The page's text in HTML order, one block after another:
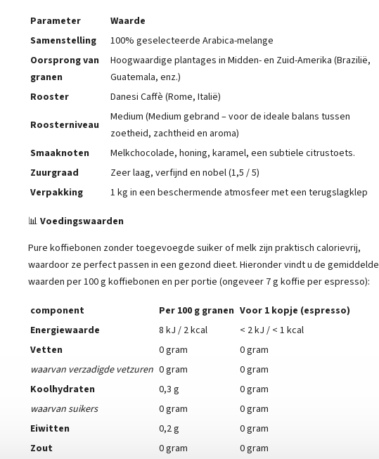
Parameter
Waarde
Samenstelling
100% geselecteerde Arabica-melange
Oorsprong van
granen
Hoogwaardige plantages in Midden- en Zuid-Amerika (Brazilië,
Guatemala, enz.)
Rooster
Danesi Caffè (Rome, Italië)
Roosterniveau
Medium (Medium gebrand – voor de ideale balans tussen
zoetheid, zachtheid en aroma)
Smaaknoten
Melkchocolade, honing, karamel, een subtiele citrustoets.
Zuurgraad
Zeer laag, verfijnd en nobel (1,5 / 5)
Verpakking
1 kg in een beschermende atmosfeer met een terugslagklep
📊 Voedingswaarden
Pure koffiebonen zonder toegevoegde suiker of melk zijn praktisch calorievrij,
waardoor ze perfect passen in een gezond dieet. Hieronder vindt u de gemiddelde
waarden per 100 g koffiebonen en per portie (ongeveer 7 g koffie per espresso):
component Per 100 g granen Voor 1 kopje (espresso)
Energiewaarde
8 kJ / 2 kcal
< 2 kJ / < 1 kcal
Vetten
0 gram
0 gram
waarvan verzadigde vetzuren 0 gram
0 gram
Koolhydraten
0,3 g
0 gram
waarvan suikers
0 gram
0 gram
Eiwitten
0,2 g
0 gram
Zout
0 gram 0 gram